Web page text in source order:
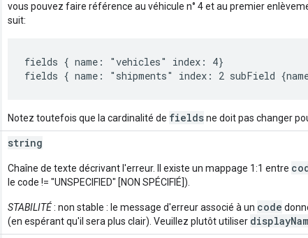
vous pouvez faire référence au véhicule n° 4 et au premier
suit:
fields { name: "vehicles" index: 4}
Notez toutefois que la cardinalité de fieldsne doit pas changer
string
Chaîne de texte décrivant l'erreur. Il existe un mappage 1:1 entre
le code != "UNSPECIFIED" [NON SPÉCIFIÉ]).
STABILITÉ: non stable : le message d'erreur associé à un code
(en espérant qu'il sera plus clair). Veuillez plutôt utiliser